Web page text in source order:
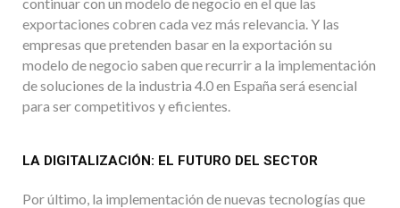
exportaciones cobren cada vez más relevancia. Y las
empresas que pretenden basar en la exportación su
modelo de negocio saben que recurrir a la implementación
de soluciones de la industria 4.0 en España será esencial
para ser competitivos y eficientes.
LA DIGITALIZACIÓN: EL FUTURO DEL SECTOR
Por último, la implementación de nuevas tecnologías que